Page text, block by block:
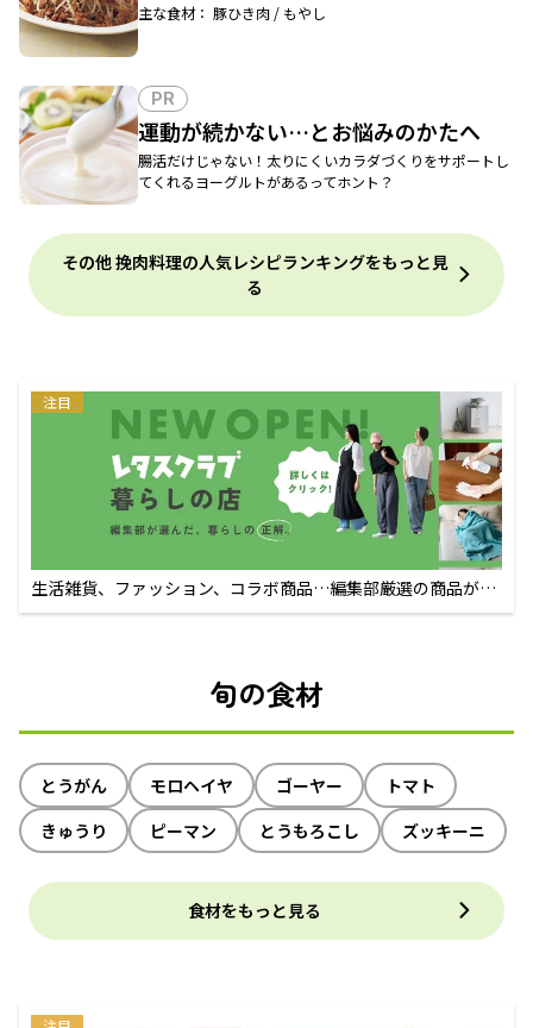
主な食材： 豚ひき肉 / もやし
PR
運動が続かない…とお悩みのかたへ
腸活だけじゃない！太りにくいカラダづくりをサポートし
てくれるヨーグルトがあるってホント？
その他 挽肉料理の人気レシピランキングをもっと見
る
注目
生活雑貨、ファッション、コラボ商品…編集部厳選の商品が買
えるECサイト
旬の食材
とうがん モロヘイヤ ゴーヤー
トマト
きゅうり
ピーマン とうもろこし ズッキーニ
食材をもっと見る